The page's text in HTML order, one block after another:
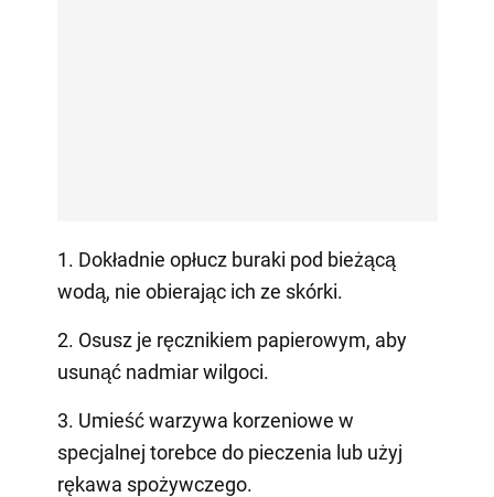
1. Dokładnie opłucz buraki pod bieżącą
wodą, nie obierając ich ze skórki.
2. Osusz je ręcznikiem papierowym, aby
usunąć nadmiar wilgoci.
3. Umieść warzywa korzeniowe w
specjalnej torebce do pieczenia lub użyj
rękawa spożywczego.